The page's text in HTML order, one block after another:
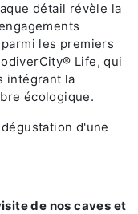
détail révèle la
les premiers
Life, qui
intégrant la
écologique.
d'une
de nos caves et